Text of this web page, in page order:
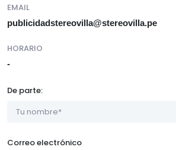
EMAIL
publicidadstereovilla@stereovilla.pe
HORARIO
-
De parte:
Correo electrónico